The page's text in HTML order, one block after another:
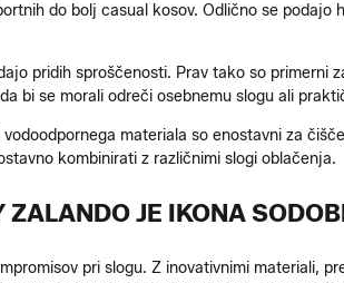
do bolj casual kosov. Odlično se podajo
pridih sproščenosti. Prav tako so primerni
bi se morali odreči osebnemu slogu ali
materiala so enostavni za
kombinirati z različnimi slogi oblačenja.
ZALANDO JE IKONA
pri slogu. Z inovativnimi materiali,